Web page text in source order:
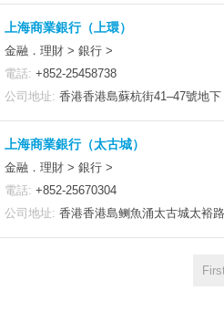
上海商業銀行（上環）
金融．理財 > 銀行 >
電話: +852-25458738
公司地址: 香港香港島蘇杭街41–47號地下
上海商業銀行（太古城）
金融．理財 > 銀行 >
電話: +852-25670304
公司地址: 香港香港島鲗魚涌太古城太裕